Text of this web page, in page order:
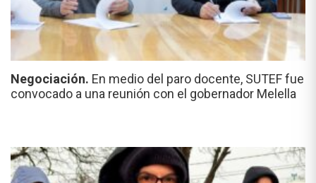
Negociación. En medio del paro docente, SUTEF fue
convocado a una reunión con el gobernador Melella